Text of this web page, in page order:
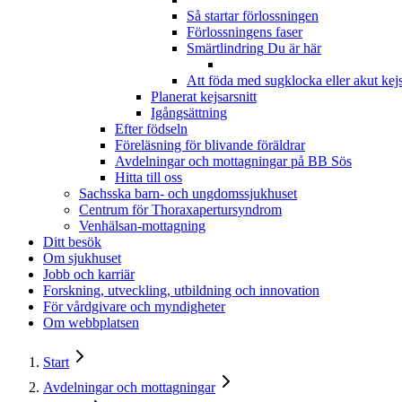
Så startar förlossningen
Förlossningens faser
Smärtlindring Du är här
Att föda med sugklocka eller akut
Planerat kejsarsnitt
Igångsättning
Efter födseln
Föreläsning för blivande föräldrar
Avdelningar och mottagningar på BB Sös
Hitta till oss
Sachsska barn- och ungdomssjukhuset
Centrum för Thoraxapertursyndrom
Venhälsan-mottagning
Ditt besök
Om sjukhuset
Jobb och karriär
Forskning, utveckling, utbildning och innovation
För vårdgivare och myndigheter
Om webbplatsen
Start
Avdelningar och mottagningar